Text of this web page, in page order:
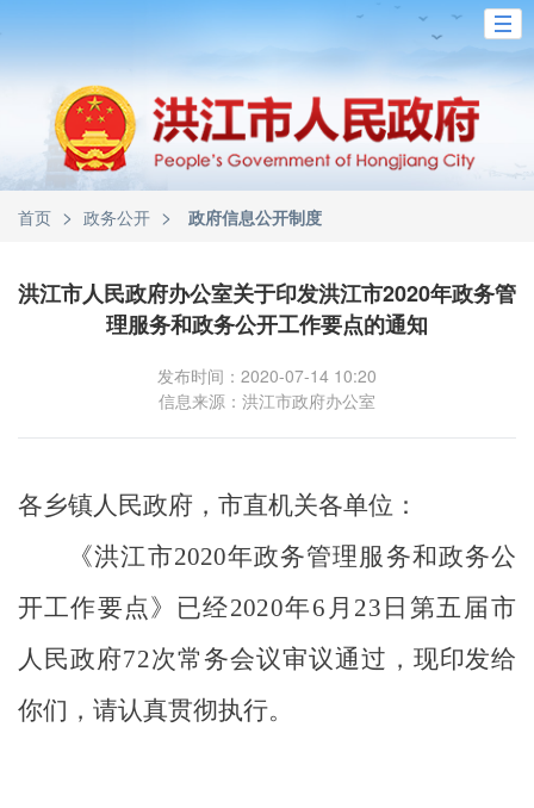
首页 > 政务公开 > 政府信息公开制度
洪江市人民政府办公室关于印发洪江市2020年政务管
理服务和政务公开工作要点的通知
发布时间：2020-07-14 10:20
信息来源：洪江市政府办公室
各乡镇人民政府，市直机关各单位：
《洪江市2020年政务管理服务和政务公
开工作要点》已经2020年6 月 23 日 第五届市
人民政府72次常务会议审议通过，现印发给
你们，请认真贯彻执行。